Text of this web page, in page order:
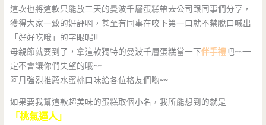
這次也將這款只能放三天的曼波千層蛋糕帶去公司跟同事們分享，
獲得大家一致的好評啊，甚至有同事在咬下第一口就不禁脫口喊出
「好好吃哦」的字眼呢!!
母親節就要到了，拿這款獨特的曼波千層蛋糕當一下伴手禮吧~~一
定不會讓你們失望的哦~~
阿月強烈推薦水蜜桃口味給各位格友們喲~~
如果要我幫這款超美味的蛋糕取個小名，我所能想到的就是
「桃氣逼人」